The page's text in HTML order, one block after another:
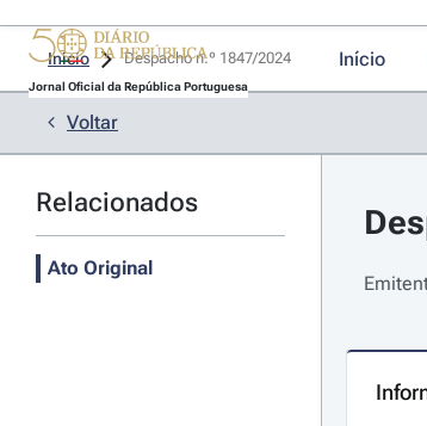
Jornal Oficial da República Portuguesa
Início
Início
Voltar
Relacionados
Ato Original